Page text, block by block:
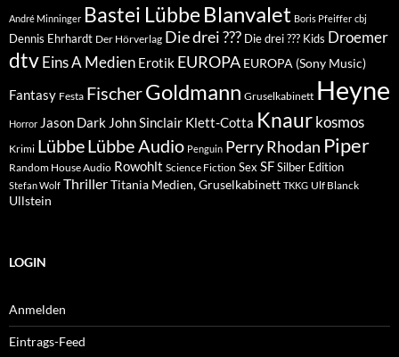
André Minninger Bastei Lübbe Blanvalet Boris Pfeiffer cbj
Dennis Ehrhardt Der Hörverlag Die drei ??? Die drei ??? Kids Droemer
dtvEins A Medien Erotik EUROPA EUROPA (Sony Music)
Fantasy Festa FischerGoldmann Gruselkabinett Heyne
Horror Jason Dark John Sinclair Klett-Cotta Knaur kosmos
Krimi LübbeLübbe Audio Penguin Perry Rhodan Piper
Random House Audio Rowohlt Science Fiction Sex SFSilber Edition
Stefan Wolf ThrillerTitania Medien, Gruselkabinett TKKG Ulf Blanck
Ullstein
LOGIN
Anmelden
Eintrags-Feed